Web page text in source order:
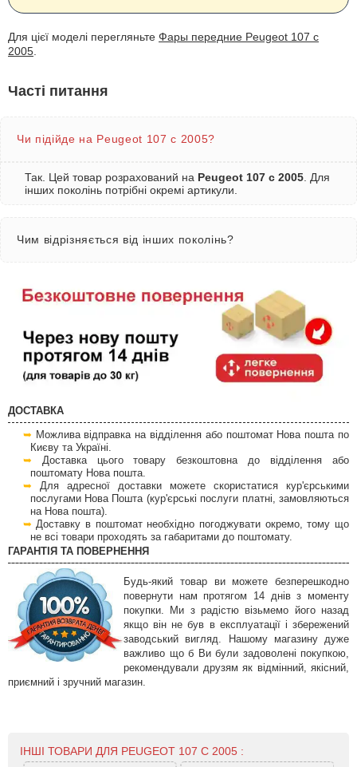
Для цієї моделі перегляньте Фары передние Peugeot 107 с
2005
Часті питання
Чи підійде на Peugeot 107 с 2005?
Так. Цей товар розрахований на Peugeot 107 с 2005 . Для
інших поколінь потрібні окремі артикули.
Чим відрізняється від інших поколінь?
ДОСТАВКА
Можлива відправка на відділення або поштомат Нова пошта по
Києву та Україні.
Доставка цього товару безкоштовна до відділення або
поштомату Нова пошта.
Для адресної доставки можете скористатися кур'єрськими
послугами Нова Пошта (кур'єрські послуги платні, замовляються
на Нова пошта).
Доставку в поштомат необхідно погоджувати окремо, тому що
не всі товари проходять за габаритами до поштомату.
ГАРАНТІЯ ТА ПОВЕРНЕННЯ
Будь-який товар ви можете безперешкодно
повернути нам протягом 14 днів з моменту
покупки. Ми з радістю візьмемо його назад
якщо він не був в експлуатації і збережений
заводський вигляд. Нашому магазину дуже
важливо що б Ви були задоволені покупкою,
рекомендували друзям як відмінний, якісний,
приємний і зручний магазин.
ІНШІ ТОВАРИ ДЛЯ PEUGEOT 107 С 2005 :